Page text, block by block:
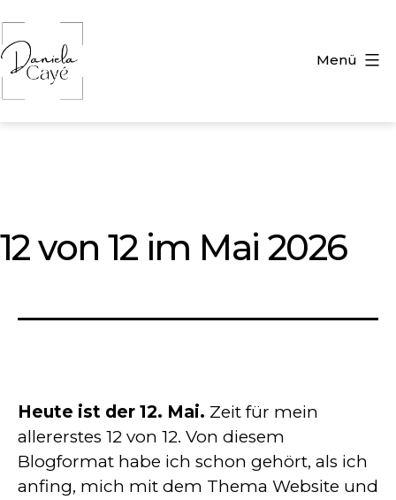
Inhalt
springen
Menü
12 von 12 im Mai 2026
Heute ist der 12. Mai. Zeit für mein
allererstes 12 von 12. Von diesem
Blogformat habe ich schon gehört, als ich
anfing, mich mit dem Thema Website und